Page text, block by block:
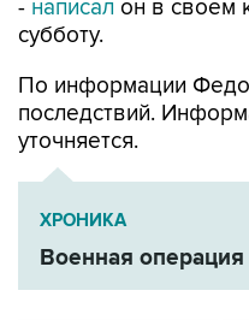
По информации
уточняется.
ХРОНИКА
Военная операция
Вячеслав Федорищев